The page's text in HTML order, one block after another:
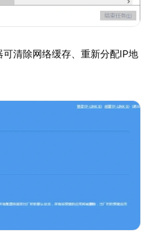
可清除网络缓存、重新分配IP地